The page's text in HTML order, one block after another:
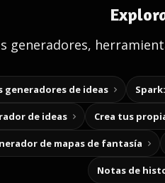
generadores,
generadores de ideas
de ideas
de mapas de fantasía